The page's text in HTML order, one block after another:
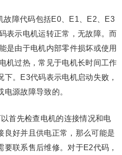
故障代码包括E0、E1、E2、E3
表示电机运转正常，无故障。而
是由于电机内部零件损坏或使用
机过热，常见于电机长时间工作
。E3代码表示电机启动失败，
源故障导致的。
首先检查电机的连接情况和电
良好并且供电正常，那么可能是
联系售后维修。对于E2代码，